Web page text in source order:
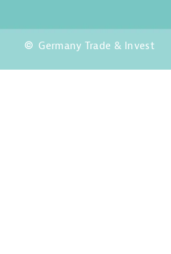
Germany Trade & Invest